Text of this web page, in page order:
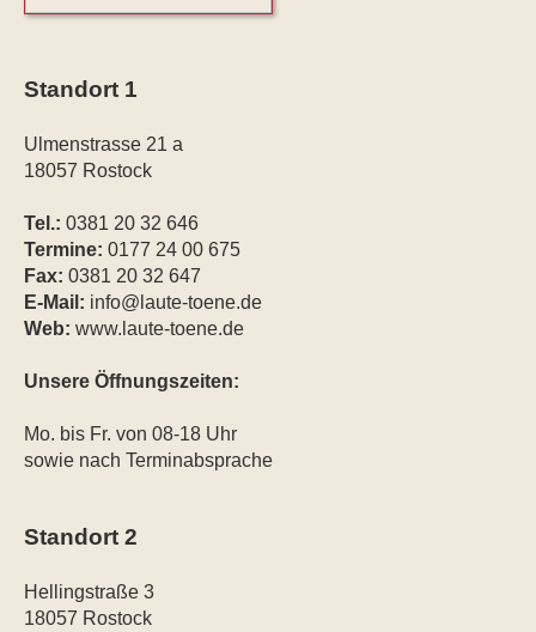
Standort 1
Ulmenstrasse 21 a
18057 Rostock
Tel.: 0381 20 32 646
Termine: 0177 24 00 675
Fax: 0381 20 32 647
E-Mail: info@laute-toene.de
Web: www.laute-toene.de
Unsere Öffnungszeiten:
Mo. bis Fr. von 08-18 Uhr
sowie nach Terminabsprache
Standort 2
Hellingstraße 3
18057 Rostock